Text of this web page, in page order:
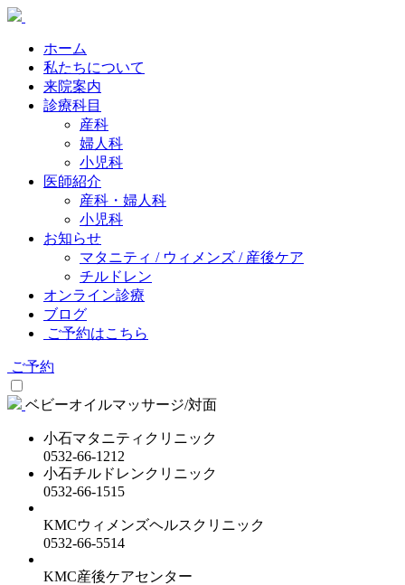
ホーム
私たちについて
来院案内
診療科目
産科
婦人科
小児科
医師紹介
産科・婦人科
小児科
お知らせ
マタニティ / ウィメンズ / 産後ケア
チルドレン
オンライン診療
ブログ
ご予約はこちら
ご予約
ベビーオイルマッサージ/対面
小石マタニティクリニック
0532-66-1212
小石チルドレンクリニック
0532-66-1515
KMCウィメンズヘルスクリニック
0532-66-5514
KMC産後ケアセンター